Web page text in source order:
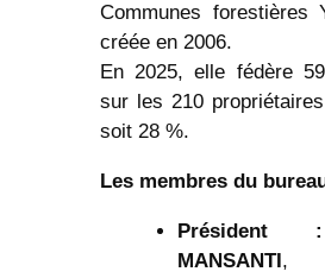
Communes forestières
créée en 2006.
En 2025, elle fédère
sur les 210
soit 28 %.
Les membres du
Président
MANSANTI,